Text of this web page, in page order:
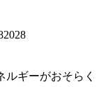
ギーがおそらく